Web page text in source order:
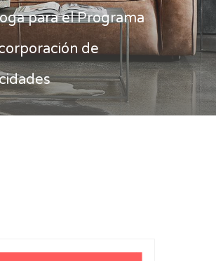
para el Programa
de